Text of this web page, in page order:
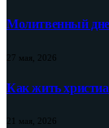
Молитвенный
27 мая, 2026
Как жить
21 мая, 2026